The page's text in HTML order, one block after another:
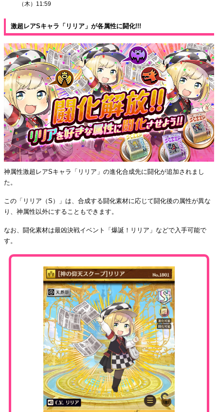
（木）11:59
激超レアSキャラ「リリア」が各属性に闘化!!!
神属性激超レアSキャラ「リリア」の進化合成先に闘化が追加されまし
た。
この「リリア（S）」は、合成する闘化素材に応じて闘化後の属性が異な
り、神属性以外にすることもできます。
なお、闘化素材は最凶決戦イベント「爆誕！リリア」などで入手可能で
す。